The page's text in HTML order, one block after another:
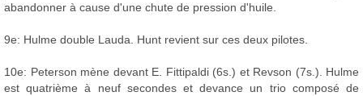
abandonner à cause d'une chute de pression d'huile.
9e: Hulme double Lauda. Hunt revient sur ces deux pilotes.
10e: Peterson mène devant E. Fittipaldi (6s.) et Revson (7s.). Hulme
est quatrième à neuf secondes et devance un trio composé de